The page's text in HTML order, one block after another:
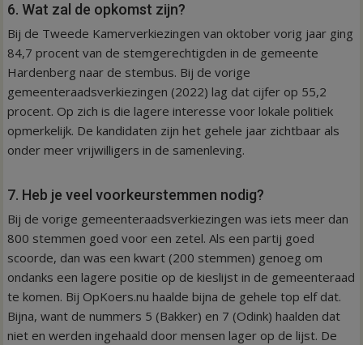
6. Wat zal de opkomst zijn?
Bij de Tweede Kamerverkiezingen van oktober vorig jaar ging
84,7 procent van de stemgerechtigden in de gemeente
Hardenberg naar de stembus. Bij de vorige
gemeenteraadsverkiezingen (2022) lag dat cijfer op 55,2
procent. Op zich is die lagere interesse voor lokale politiek
opmerkelijk. De kandidaten zijn het gehele jaar zichtbaar als
onder meer vrijwilligers in de samenleving.
7. Heb je veel voorkeurstemmen nodig?
Bij de vorige gemeenteraadsverkiezingen was iets meer dan
800 stemmen goed voor een zetel. Als een partij goed
scoorde, dan was een kwart (200 stemmen) genoeg om
ondanks een lagere positie op de kieslijst in de gemeenteraad
te komen. Bij OpKoers.nu haalde bijna de gehele top elf dat.
Bijna, want de nummers 5 (Bakker) en 7 (Odink) haalden dat
niet en werden ingehaald door mensen lager op de lijst. De